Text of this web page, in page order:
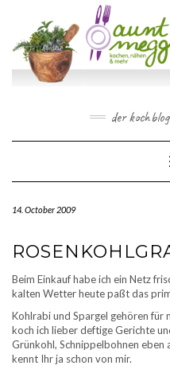
content
der
14. October 2009
Beim Einkauf habe ich ein Netz
kalten Wetter heute paßt das
Kohlrabi und Spargel gehören für
koch ich lieber deftige Gerichte
Grünkohl, Schnippelbohnen eben
kennt Ihr ja schon von mir.